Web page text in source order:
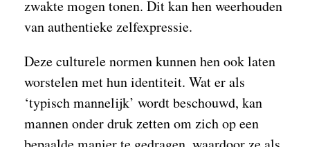
zwakte mogen tonen. Dit kan hen weerhouden
van authentieke zelfexpressie.
Deze culturele normen kunnen hen ook laten
worstelen met hun identiteit. Wat er als
‘typisch mannelijk’ wordt beschouwd, kan
mannen onder druk zetten om zich op een